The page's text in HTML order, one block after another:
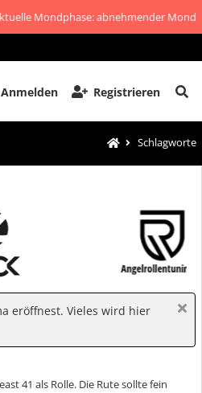
Mondphase: abnehmender Mond
Anmelden Registrieren
Schlagworte
eröffnest. Vieles wird hier
41 als Rolle. Die Rute sollte fein